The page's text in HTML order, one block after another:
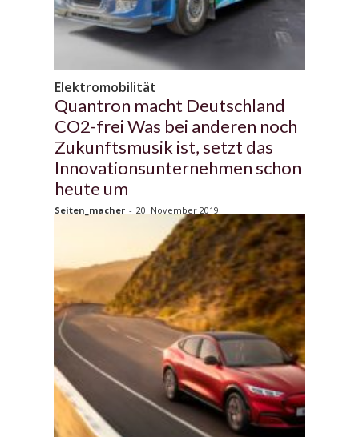
Elektromobilität
Quantron macht Deutschland
CO2-frei Was bei anderen noch
Zukunftsmusik ist, setzt das
Innovationsunternehmen schon
heute um
Seiten_macher - 20. November 2019